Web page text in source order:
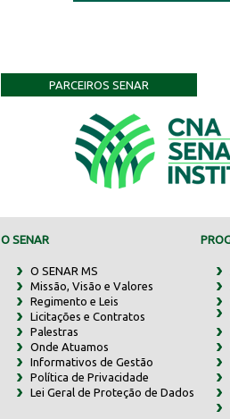
PARCEIROS SENAR
O SENAR
O SENAR MS
Missão, Visão e Valores
Regimento e Leis
Licitações e Contratos
Palestras
Onde Atuamos
Informativos de Gestão
Política de Privacidade
Lei Geral de Proteção de Dados